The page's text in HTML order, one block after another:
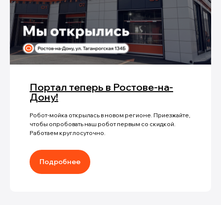
Портал теперь в Ростове-на-
Дону!
Робот-мойка открылась в новом регионе. Приезжайте,
чтобы опробовать наш робот первым со скидкой.
Работаем круглосуточно.
Подробнее